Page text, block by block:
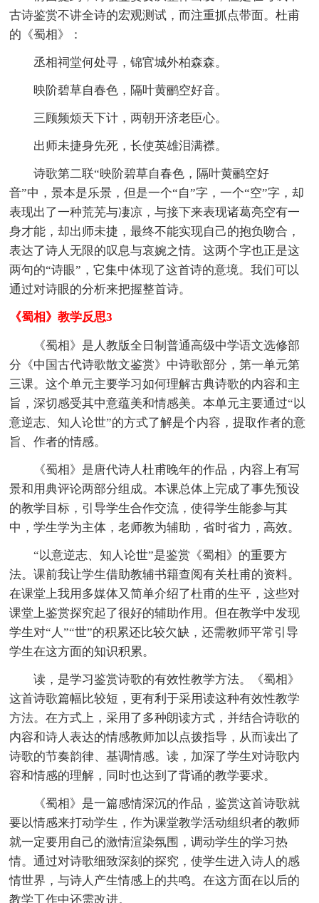
古诗鉴赏不讲全诗的宏观测试，而注重抓点带面。杜甫
的《蜀相》：
丞相祠堂何处寻，锦官城外柏森森。
映阶碧草自春色，隔叶黄鹂空好音。
三顾频烦天下计，两朝开济老臣心。
出师未捷身先死，长使英雄泪满襟。
诗歌第二联“映阶碧草自春色，隔叶黄鹂空好
音”中，景本是乐景，但是一个“自”字，一个“空”字，却
表现出了一种荒芜与凄凉，与接下来表现诸葛亮空有一
身才能，却出师未捷，最终不能实现自己的抱负吻合，
表达了诗人无限的叹息与哀婉之情。这两个字也正是这
两句的“诗眼”，它集中体现了这首诗的意境。我们可以
通过对诗眼的分析来把握整首诗。
《蜀相》教学反思3
《蜀相》是人教版全日制普通高级中学语文选修部
分《中国古代诗歌散文鉴赏》中诗歌部分，第一单元第
三课。这个单元主要学习如何理解古典诗歌的内容和主
旨，深切感受其中意蕴美和情感美。本单元主要通过“以
意逆志、知人论世”的方式了解是个内容，提取作者的意
旨、作者的情感。
《蜀相》是唐代诗人杜甫晚年的作品，内容上有写
景和用典评论两部分组成。本课总体上完成了事先预设
的教学目标，引导学生合作交流，使得学生能参与其
中，学生学为主体，老师教为辅助，省时省力，高效。
“以意逆志、知人论世”是鉴赏《蜀相》的重要方
法。课前我让学生借助教辅书籍查阅有关杜甫的资料。
在课堂上我用多媒体又简单介绍了杜甫的生平，这些对
课堂上鉴赏探究起了很好的辅助作用。但在教学中发现
学生对“人”“世”的积累还比较欠缺，还需教师平常引导
学生在这方面的知识积累。
读，是学习鉴赏诗歌的有效性教学方法。《蜀相》
这首诗歌篇幅比较短，更有利于采用读这种有效性教学
方法。在方式上，采用了多种朗读方式，并结合诗歌的
内容和诗人表达的情感教师加以点拨指导，从而读出了
诗歌的节奏韵律、基调情感。读，加深了学生对诗歌内
容和情感的理解，同时也达到了背诵的教学要求。
《蜀相》是一篇感情深沉的作品，鉴赏这首诗歌就
要以情感来打动学生，作为课堂教学活动组织者的教师
就一定要用自己的激情渲染氛围，调动学生的学习热
情。通过对诗歌细致深刻的探究，使学生进入诗人的感
情世界，与诗人产生情感上的共鸣。在这方面在以后的
教学工作中还需改进。